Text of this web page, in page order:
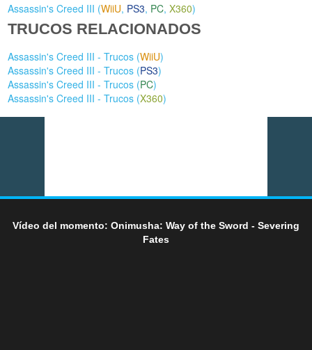
Assassin's Creed III (WiiU, PS3, PC,X360)
TRUCOS RELACIONADOS
Assassin's Creed III - Trucos (WiiU)
Assassin's Creed III - Trucos (PS3)
Assassin's Creed III - Trucos (PC)
Assassin's Creed III - Trucos (X360)
Vídeo del momento: Onimusha: Way of the Sword - Severing
Fates